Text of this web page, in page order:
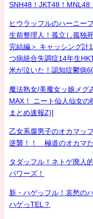
SNH48！JKT48！MNL48
ヒウラッフルのハーニー
生前整理人！孤立し孤独
完結編＞ キャッシング計
つ病統合失調症14年生
米が泣いた！認知症鬱病
魔法熟女/美魔女ッ娘メグ
MAX！ ニート仙人仙女
まとめ速報Z)]
乙女系腐男子のオカマッ
逆襲！！ 極道のオカマた
タダッフル！ネトゲ廃人
パワーズ！
新・ハゲッフル！哀愁の
ハゲっTEL？